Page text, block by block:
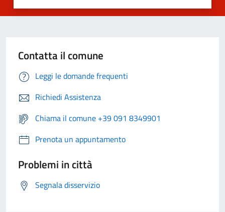
Contatta il comune
Leggi le domande frequenti
Richiedi Assistenza
Chiama il comune +39 091 8349901
Prenota un appuntamento
Problemi in città
Segnala disservizio